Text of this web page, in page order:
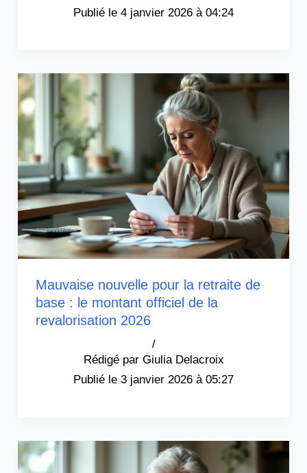
4 janvier 2026 à 04:24
Mauvaise nouvelle pour la retraite de
base : le montant officiel de la
revalorisation 2026
Giulia Delacroix
/
3 janvier 2026 à 05:27